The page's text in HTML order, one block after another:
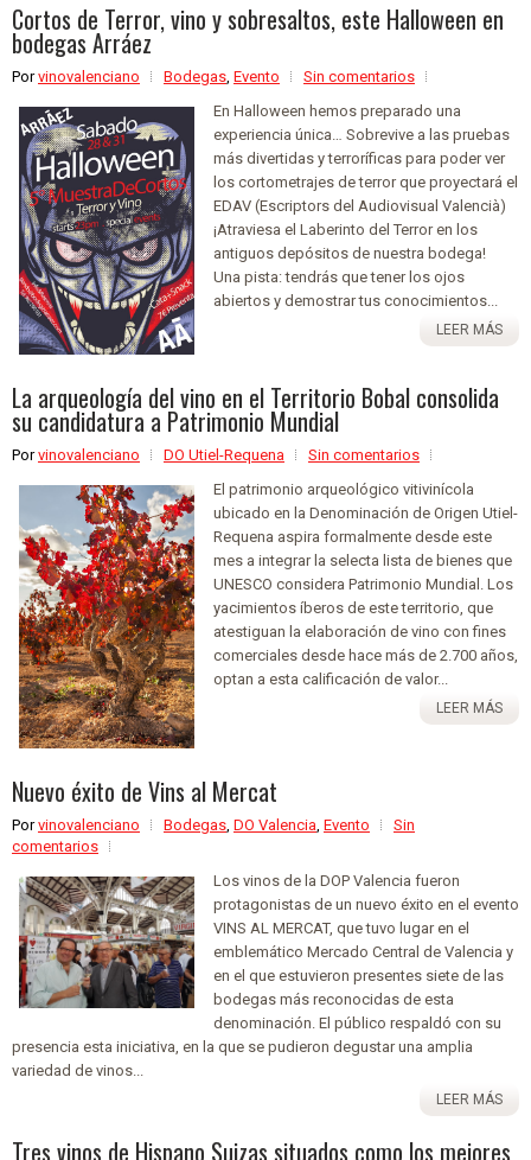
Cortos de Terror, vino y sobresaltos, este Halloween en
bodegas Arráez
Porvinovalenciano Bodegas, Evento
Sin comentarios
En Halloween hemos preparado una
experiencia única… Sobrevive a las pruebas
más divertidas y terroríficas para poder ver
los cortometrajes de terror que proyectará el
EDAV (Escriptors del Audiovisual Valencià)
¡Atraviesa el Laberinto del Terror en los
antiguos depósitos de nuestra bodega!
Una pista: tendrás que tener los ojos
abiertos y demostrar tus conocimientos...
LEER MÁS
La arqueología del vino en el Territorio Bobal consolida
su candidatura a Patrimonio Mundial
Porvinovalenciano DO Utiel-Requena
Sin comentarios
El patrimonio arqueológico vitivinícola
ubicado en la Denominación de Origen Utiel-
Requena aspira formalmente desde este
mes a integrar la selecta lista de bienes que
UNESCO considera Patrimonio Mundial. Los
yacimientos íberos de este territorio, que
atestiguan la elaboración de vino con fines
comerciales desde hace más de 2.700 años,
optan a esta calificación de valor...
LEER MÁS
Nuevo éxito de Vins al Mercat
Porvinovalenciano Bodegas DO Valencia Evento
Sin
comentarios
Los vinos de la DOP Valencia fueron
protagonistas de un nuevo éxito en el evento
VINS AL MERCAT, que tuvo lugar en el
emblemático Mercado Central de Valencia y
en el que estuvieron presentes siete de las
bodegas más reconocidas de esta
denominación. El público respaldó con su
presencia esta iniciativa, en la que se pudieron degustar una amplia
variedad de vinos...
LEER MÁS
Tres vinos de Hispano Suizas situados como los mejores